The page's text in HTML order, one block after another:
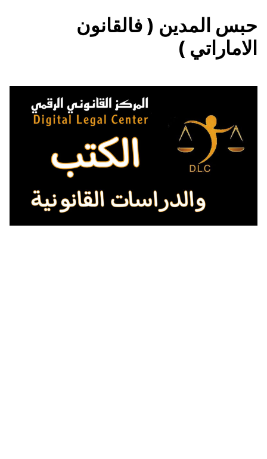
حبس المدين ( فالقانون
الاماراتي )